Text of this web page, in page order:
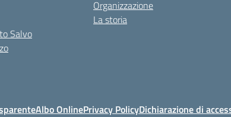
Salvo
Organizzazione
La storia
Albo OnlinePrivacy PolicyDichiarazione di